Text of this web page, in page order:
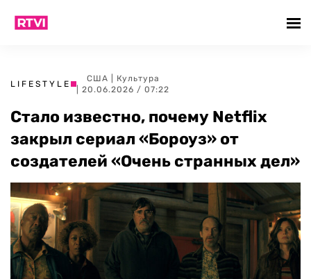
LIFESTYLE
США
Культура
| 20.06.2026 / 07:22
Стало известно, почему Netflix
закрыл сериал «Бороуз» от
создателей «Очень странных дел»